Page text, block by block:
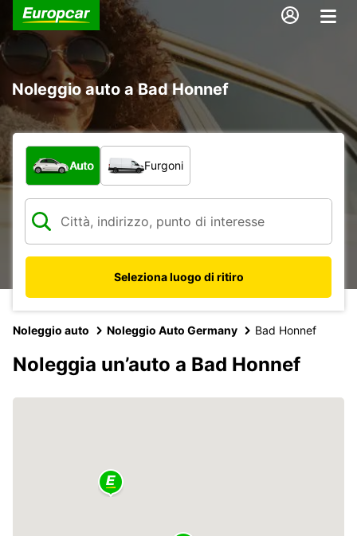
Noleggio auto a Bad Honnef
Scegli la tipologia di veicolo:
Auto Furgoni
Seleziona luogo di ritiro
Noleggio auto Noleggio Auto Germany Bad Honnef
Noleggia un’auto a Bad Honnef